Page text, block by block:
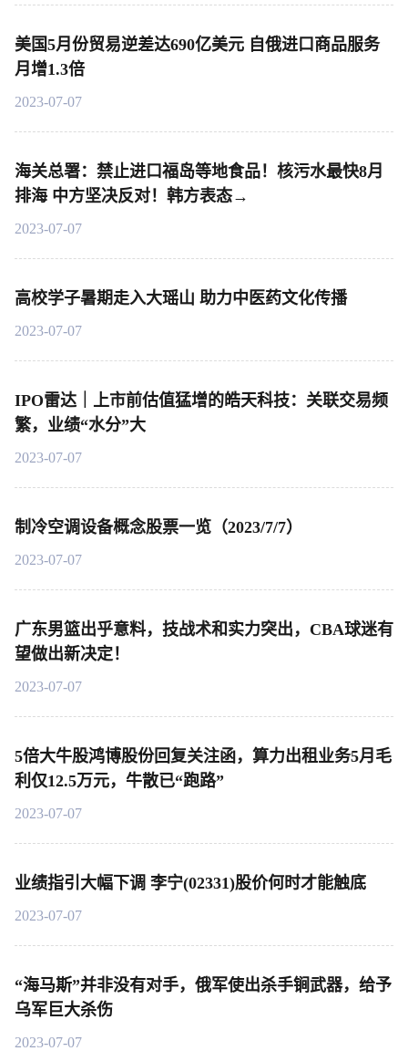
美国5月份贸易逆差达690亿美元 自俄进口商品服务
月增1.3倍
2023-07-07
海关总署：禁止进口福岛等地食品！核污水最快8月
排海 中方坚决反对！韩方表态→
2023-07-07
高校学子暑期走入大瑶山 助力中医药文化传播
2023-07-07
IPO雷达｜上市前估值猛增的皓天科技：关联交易频
繁，业绩“水分”大
2023-07-07
制冷空调设备概念股票一览（2023/7/7）
2023-07-07
广东男篮出乎意料，技战术和实力突出，CBA球迷有
望做出新决定！
2023-07-07
5倍大牛股鸿博股份回复关注函，算力出租业务5月毛
利仅12.5万元，牛散已“跑路”
2023-07-07
业绩指引大幅下调 李宁(02331)股价何时才能触底
2023-07-07
“海马斯”并非没有对手，俄军使出杀手锏武器，给予
乌军巨大杀伤
2023-07-07